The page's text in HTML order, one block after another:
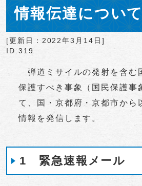
情報伝達について
[更新日： 2022年3月14日 ]
ID:319
弾道ミサイルの発射を含む
保護すべき事象（国民保護事
て、国・京都府・京都市から
情報を発信します。
1 緊急速報メール